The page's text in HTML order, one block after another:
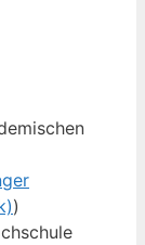
)